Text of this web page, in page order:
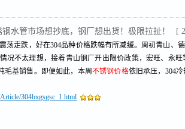
水管市场想抄底，钢厂想出货！极限拉扯！ [
荡走跌，好在304品种价格跌幅有所减缓。周初青山、
况不太理想，接着青山钢厂开出限价政策，宏旺、永旺
毛基销售。即便如此，本周 不锈钢价格依旧承压，304
304bxgsgsc_1.html